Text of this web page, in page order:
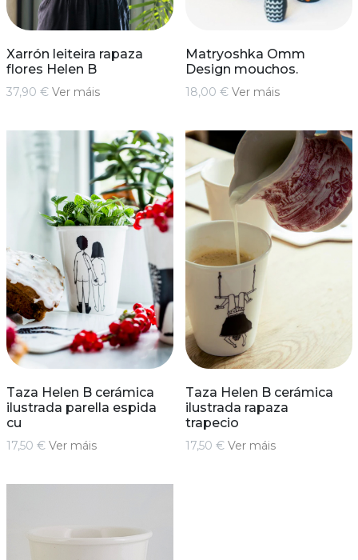
Xarrón leiteira rapaza
flores Helen B
37,90 € Ver máis
Matryoshka Omm
Design mouchos.
18,00 € Ver máis
Taza Helen B cerámica
ilustrada parella espida
cu
17,50 € Ver máis
Taza Helen B cerámica
ilustrada rapaza
trapecio
17,50 € Ver máis